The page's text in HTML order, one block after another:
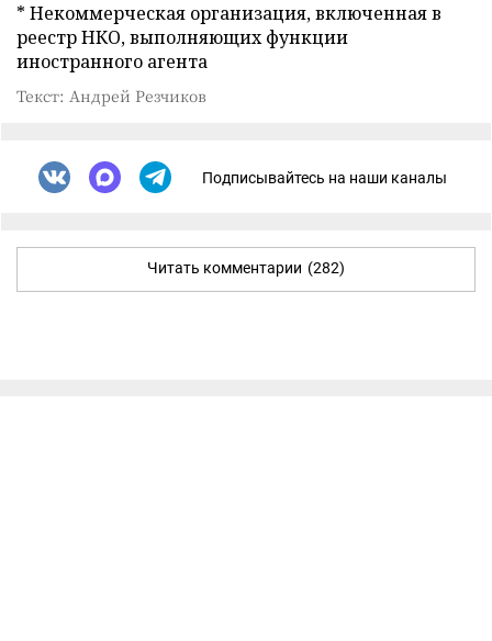
* Некоммерческая организация, включенная в
реестр НКО, выполняющих функции
иностранного агента
Текст: Андрей Резчиков
Подписывайтесь на наши каналы
Читать комментарии (282)